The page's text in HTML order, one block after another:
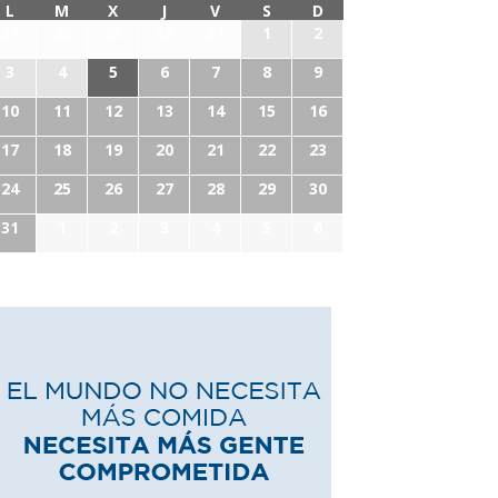
L M X J V S
D
1
2
3
4 5 6 7 8
9
10
11 12 13 14 15
16
17
18 19 20 21 22
23
24
25 26 27 28 29
30
31